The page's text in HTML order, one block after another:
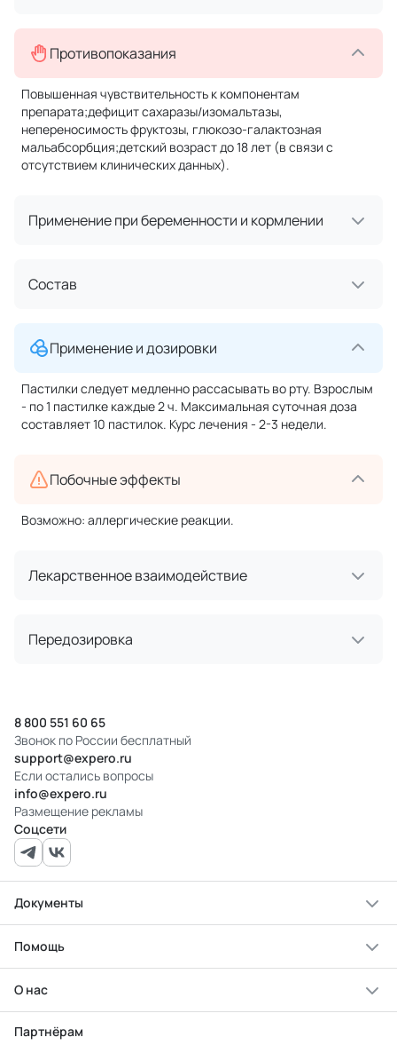
Противопоказания
Повышенная чувствительность к компонентам
препарата;дефицит сахаразы/изомальтазы,
непереносимость фруктозы, глюкозо-галактозная
мальабсорбция;детский возраст до 18 лет (в связи с
отсутствием клинических данных).
Применение при беременности и кормлении
Состав
Применение и дозировки
Пастилки следует медленно рассасывать во рту. Взрослым
- по 1 пастилке каждые 2 ч. Максимальная суточная доза
составляет 10 пастилок. Курс лечения - 2-3 недели.
Побочные эффекты
Возможно: аллергические реакции.
Лекарственное взаимодействие
Передозировка
8 800 551 60 65
Звонок по России бесплатный
support@expero.ru
Если остались вопросы
info@expero.ru
Размещение рекламы
Соцсети
Документы
Помощь
О нас
Партнёрам